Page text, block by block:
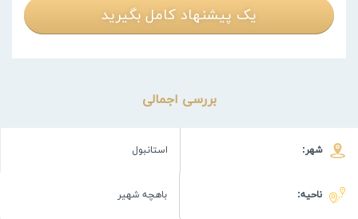
یک پیشنهاد کامل بگیرید
بررسی اجمالی
شهر: استانبول
ناحیه: باهچه شهیر